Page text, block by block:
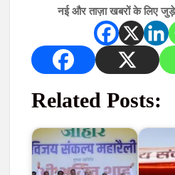
नई और ताज़ा खबरों के लिए
Related Posts: